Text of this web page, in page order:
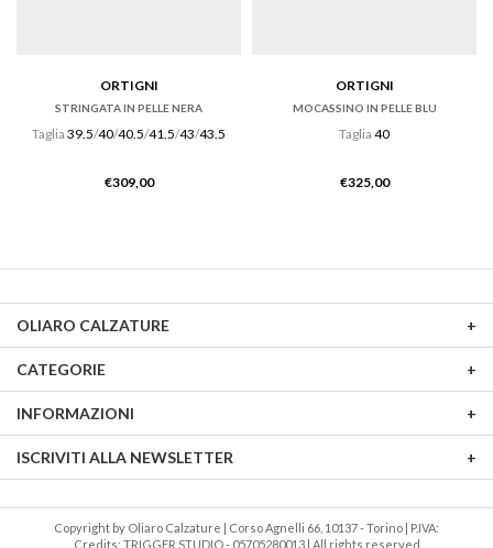
ORTIGNI
STRINGATA IN PELLE NERA
Taglia 39.5/40/40.5/41.5/43/43.5
€309,00
ORTIGNI
MOCASSINO IN PELLE BLU
Taglia 40
€325,00
OLIARO CALZATURE
CATEGORIE
INFORMAZIONI
ISCRIVITI ALLA NEWSLETTER
Copyright by Oliaro Calzature | Corso Agnelli 66, 10137 - Torino | P.IVA:
05705280013 | All rights reserved -
Credits: TRIGGER STUDIO